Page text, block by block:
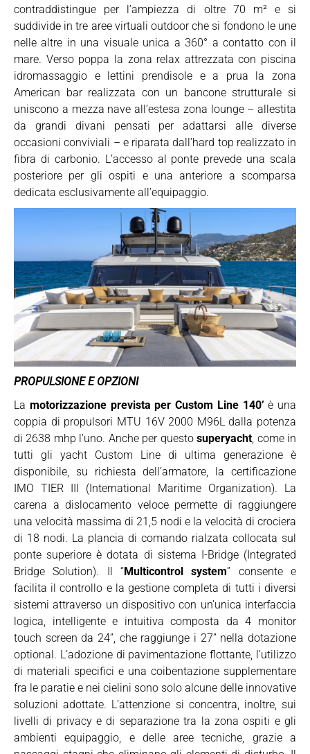
contraddistingue per l’ampiezza di oltre 70 m² e si
suddivide in tre aree virtuali outdoor che si fondono le une
nelle altre in una visuale unica a 360° a contatto con il
mare. Verso poppa la zona relax attrezzata con piscina
idromassaggio e lettini prendisole e a prua la zona
American bar realizzata con un bancone strutturale si
uniscono a mezza nave all’estesa zona lounge – allestita
da grandi divani pensati per adattarsi alle diverse
occasioni conviviali – e riparata dall’hard top realizzato in
fibra di carbonio. L’accesso al ponte prevede una scala
posteriore per gli ospiti e una anteriore a scomparsa
dedicata esclusivamente all’equipaggio.
PROPULSIONE E OPZIONI
La motorizzazione prevista per Custom Line 140’ è una
coppia di propulsori MTU 16V 2000 M96L dalla potenza
di 2638 mhp l’uno. Anche per questosuperyacht, come in
tutti gli yacht Custom Line di ultima generazione è
disponibile, su richiesta dell’armatore, la certificazione
IMO TIER III (International Maritime Organization). La
carena a dislocamento veloce permette di raggiungere
una velocità massima di 21,5 nodi e la velocità di crociera
di 18 nodi. La plancia di comando rialzata collocata sul
ponte superiore è dotata di sistema I-Bridge (Integrated
Bridge Solution). Il “Multicontrol system” consente e
facilita il controllo e la gestione completa di tutti i diversi
sistemi attraverso un dispositivo con un’unica interfaccia
logica, intelligente e intuitiva composta da 4 monitor
touch screen da 24’’, che raggiunge i 27” nella dotazione
optional. L’adozione di pavimentazione flottante, l’utilizzo
di materiali specifici e una coibentazione supplementare
fra le paratie e nei cielini sono solo alcune delle innovative
soluzioni adottate. L’attenzione si concentra, inoltre, sui
livelli di privacy e di separazione tra la zona ospiti e gli
ambienti equipaggio, e delle aree tecniche, grazie a